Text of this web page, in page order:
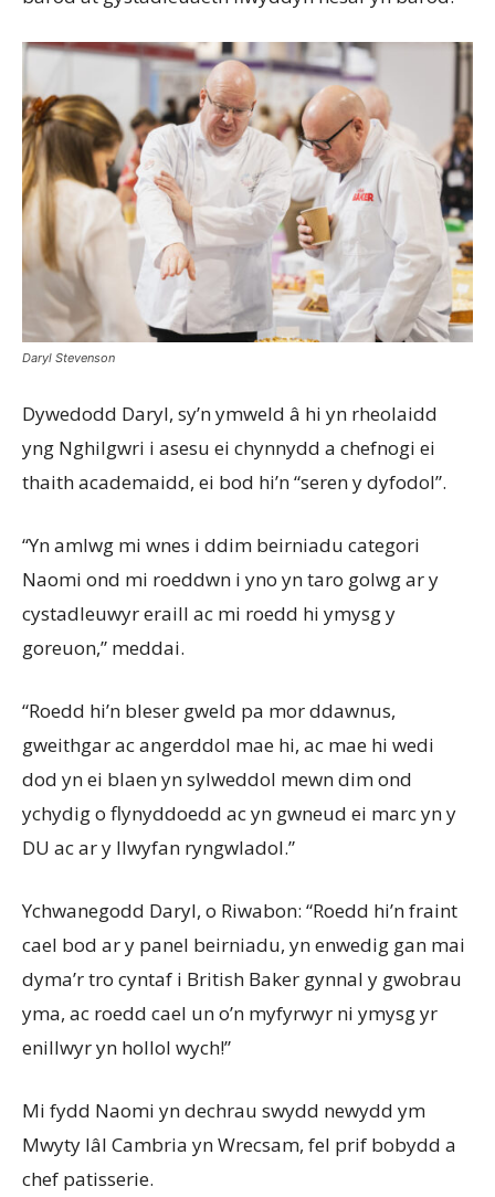
Daryl Stevenson
Dywedodd Daryl, sy’n ymweld â hi yn rheolaidd
yng Nghilgwri i asesu ei chynnydd a chefnogi ei
thaith academaidd, ei bod hi’n “seren y dyfodol”.
“Yn amlwg mi wnes i ddim beirniadu categori
Naomi ond mi roeddwn i yno yn taro golwg ar y
cystadleuwyr eraill ac mi roedd hi ymysg y
goreuon,” meddai.
“Roedd hi’n bleser gweld pa mor ddawnus,
gweithgar ac angerddol mae hi, ac mae hi wedi
dod yn ei blaen yn sylweddol mewn dim ond
ychydig o flynyddoedd ac yn gwneud ei marc yn y
DU ac ar y llwyfan ryngwladol.”
Ychwanegodd Daryl, o Riwabon: “Roedd hi’n fraint
cael bod ar y panel beirniadu, yn enwedig gan mai
dyma’r tro cyntaf i British Baker gynnal y gwobrau
yma, ac roedd cael un o’n myfyrwyr ni ymysg yr
enillwyr yn hollol wych!”
Mi fydd Naomi yn dechrau swydd newydd ym
Mwyty Iâl Cambria yn Wrecsam, fel prif bobydd a
chef patisserie.